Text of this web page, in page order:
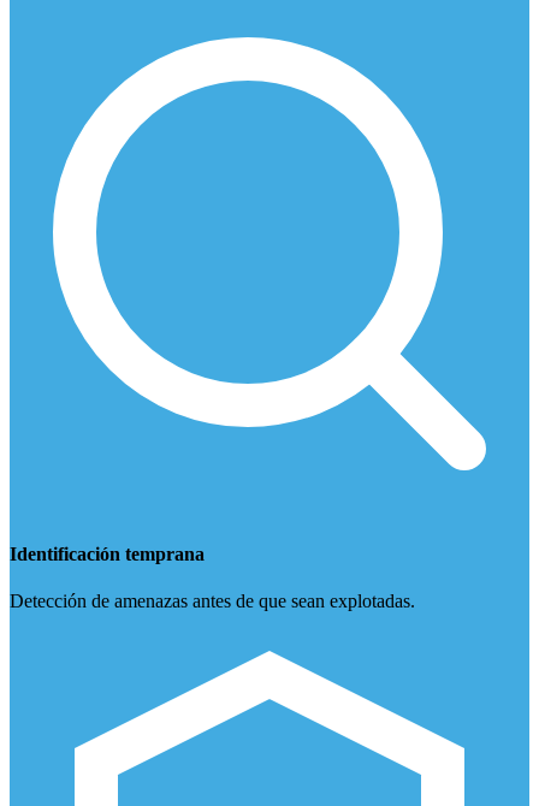
Identificación temprana
Detección de amenazas antes de que sean explotadas.